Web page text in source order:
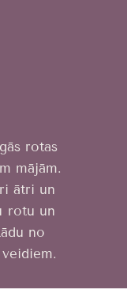
rotas
mājām.
ātri un
rotu un
no